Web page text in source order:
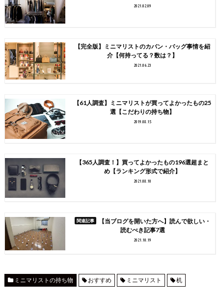
2021.02.09
【完全版】ミニマリストのカバン・バッグ事情を紹
介【何持ってる？数は？】
2021.06.23
【61人調査】ミニマリストが買ってよかったもの25
選【こだわりの持ち物】
2019.08.15
【365人調査！】買ってよかったもの196選超まと
め【ランキング形式で紹介】
2021.08.10
【当ブログを開いた方へ】読んで欲しい・
読むべき記事7選
2021.10.19
ミニマリストの持ち物 おすすめ ミニマリスト 机